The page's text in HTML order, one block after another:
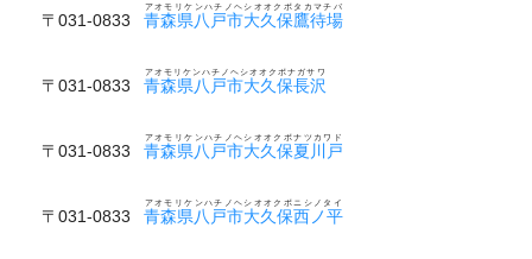
〒031-0833 青森県八戸市大久保鷹待場
アオモリケンハチノヘシオオクボタカマチバ
〒031-0833 青森県八戸市大久保長沢
アオモリケンハチノヘシオオクボナガサワ
〒031-0833 青森県八戸市大久保夏川戸
アオモリケンハチノヘシオオクボナツカワド
〒031-0833 青森県八戸市大久保西ノ平
アオモリケンハチノヘシオオクボニシノタイ